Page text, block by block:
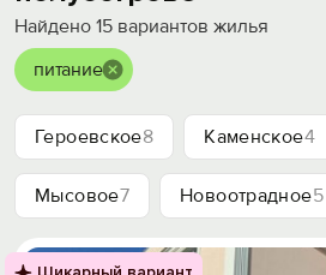
Найдено 15 вариантов жилья
питание
Героевское8 Каменское4
Мысовое7 Новоотрадное5